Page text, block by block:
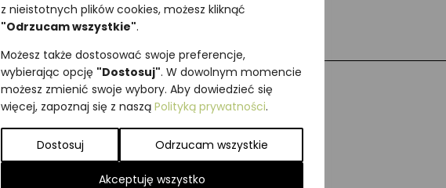
z nieistotnych plików cookies, możesz kliknąć
"Odrzucam wszystkie".
Możesz także dostosować swoje preferencje,
wybierając opcję "Dostosuj". W dowolnym momencie
możesz zmienić swoje wybory. Aby dowiedzieć się
więcej, zapoznaj się z naszą Polityką prywatności.
Dostosuj Odrzucam wszystkie
Akceptuję wszystko
Najniższa cena z ostatnich 30 dni:65,00zł
SKU:Brak danych
Kategorie:ILUSTRACJE,Ryby